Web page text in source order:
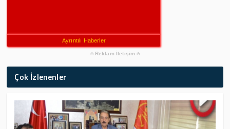
Ayrıntılı Haberler
Reklam İletişim
Çok İzlenenler